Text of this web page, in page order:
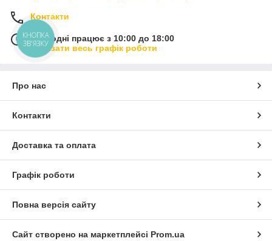
Контакти
Сьогодні працює з 10:00 до 18:00
Показати весь графік роботи
Про нас
Контакти
Доставка та оплата
Графік роботи
Повна версія сайту
Сайт створено на маркетплейсі Prom.ua
КНОПКА
ЗВ'ЯЗКУ